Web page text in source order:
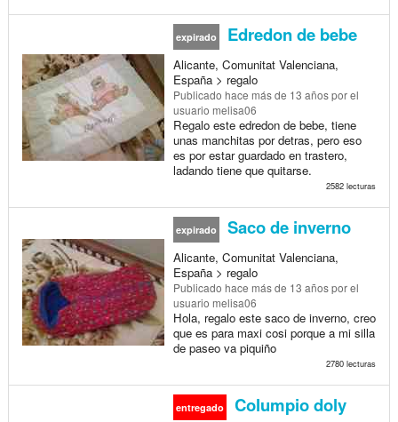
expirado Edredon de bebe
Alicante, Comunitat Valenciana,
España > regalo
Publicado hace más de 13 añospor el
usuario melisa06
Regalo este edredon de bebe, tiene
unas manchitas por detras, pero eso
es por estar guardado en trastero,
ladando tiene que quitarse.
2582 lecturas
expirado Saco de inverno
Alicante, Comunitat Valenciana,
España > regalo
Publicado hace más de 13 añospor el
usuario melisa06
Hola, regalo este saco de inverno, creo
que es para maxi cosi porque a mi silla
de paseo va piquiño
2780 lecturas
entregado Columpio doly